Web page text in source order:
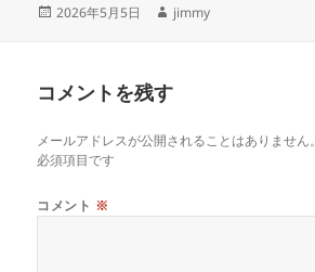
投
2026年5月5日
作
jimmy
コメントを残す
メールアドレスが公開されることはありません。
必須項目です
コメント ※